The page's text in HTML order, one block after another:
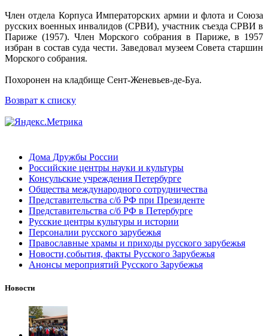
Член отдела Корпуса Императорских армии и флота и Союза
русских военных инвалидов (СРВИ), участник съезда СРВИ в
Париже (1957). Член Морского собрания в Париже, в 1957
избран в состав суда чести. Заведовал музеем Совета старшин
Морского собрания.
Похоронен на кладбище Сент-Женевьев-де-Буа.
Возврат к списку
Дома Дружбы России
Российские центры науки и культуры
Консульские учреждения Петербурге
Общества международного сотрудничества
Представительства с/б РФ при Президенте
Представительства с/б РФ в Петербурге
Русские центры культуры и истории
Персоналии русского зарубежья
Православные храмы и приходы русского зарубежья
Новости,события, факты Русского Зарубежья
Анонсы мероприятий Русского Зарубежья
Новости